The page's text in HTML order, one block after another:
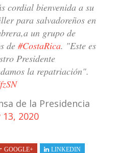
cordial bienvenida a su
para salvadoreños en
un grupo de
de #CostaRica. "Este es
Presidente
la repatriación".
de la Presidencia
13, 2020
GOOGLE+ LINKEDIN